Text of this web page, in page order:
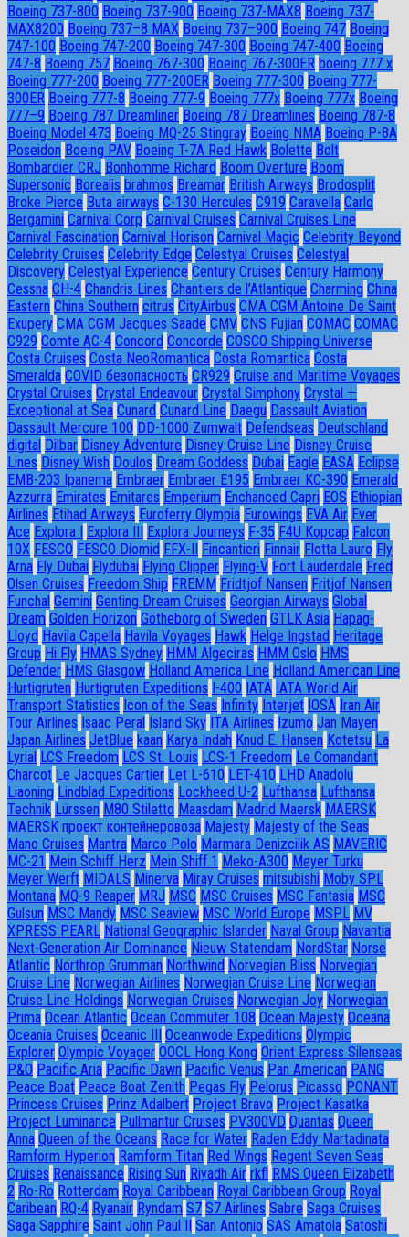
Boeing 737-800 Boeing 737-900 Boeing 737-MAX8 Boeing 737-
MAX8200 Boeing 737–8 MAX Boeing 737–900 Boeing 747 Boeing
747-100 Boeing 747-200 Boeing 747-300 Boeing 747-400 Boeing
747-8 Boeing 757 Boeing 767-300 Boeing 767-300ER boeing 777 x
Boeing 777-200 Boeing 777-200ER Boeing 777-300 Boeing 777-
300ER Boeing 777-8 Boeing 777-9 Boeing 777x Boeing 777х Boeing
777–9 Boeing 787 Dreamliner Boeing 787 Dreamlines Boeing 787-8
Boeing Model 473 Boeing MQ-25 Stingray Boeing NMA Boeing P-8A
Poseidon Boeing PAV Boeing T-7A Red Hawk Bolette Bolt
Bombardier CRJ Bonhomme Richard Boom Overture Boom
Supersonic Borealis brahmos Breamar British Airways Brodosplit
Broke Pierce Buta airways C-130 Hercules C919 Caravella Carlo
Bergamini Carnival Corp Carnival Cruises Carnival Cruises Line
Carnival Fascination Carnival Horison Carnival Magic Celebrity Beyond
Celebrity Cruises Celebrity Edge Celestyal Cruises Celestyal
Discovery Celestyal Experience Century Cruises Century Harmony
Cessna CH-4 Chandris Lines Chantiers de l’Atlantique Charming China
Eastern China Southern citrus CityAirbus CMA CGM Antoine De Saint
Exupery CMA CGM Jacques Saade CMV CNS Fujian COMAC COMAC
C929 Comte AC-4 Concord Concorde COSCO Shipping Universe
Costa Cruises Costa NeoRomantica Costa Romantica Costa
Smeralda COVID безопасность CR929 Cruise and Maritime Voyages
Crystal Cruises Crystal Endeavour Crystal Simphony Crystal —
Exceptional at Sea Cunard Cunard Line Daegu Dassault Aviation
Dassault Mercure 100 DD-1000 Zumwalt Defendseas Deutschland
digital Dilbar Disney Adventure Disney Cruise Line Disney Cruise
Lines Disney Wish Doulos Dream Goddess Dubai Eagle EASA Eclipse
EMB-203 Ipanema Embraer Embraer E195 Embraer KC-390 Emerald
Azzurra Emirates Emitares Emperium Enchanced Capri EOS Ethiopian
Airlines Etihad Airways Euroferry Olympia Eurowings EVA Air Ever
Ace Explora I Explora III Explora Journeys F-35 F4U Корсар Falcon
10X FESCO FESCO Diomid FFX-II Fincantieri Finnair Flotta Lauro Fly
Arna Fly Dubai Flydubai Flying Clipper Flying-V Fort Lauderdale Fred
Olsen Cruises Freedom Ship FREMM Fridtjof Nansen Fritjof Nansen
Funchal Gemini Genting Dream Cruises Georgian Airways Global
Dream Golden Horizon Götheborg of Sweden GTLK Asia Hapag-
Lloyd Havila Capella Havila Voyages Hawk Helge Ingstad Heritage
Group Hi Fly HMAS Sydney HMM Algeciras HMM Oslo HMS
Defender HMS Glasgow Holland America Line Holland American Line
Hurtigruten Hurtigruten Expeditions I-400 IATA IATA World Air
Transport Statistics Icon of the Seas Infinity Interjet IOSA Iran Air
Tour Airlines Isaac Peral Island Sky ITA Airlines Izumo Jan Mayen
Japan Airlines JetBlue kaan Karya Indah Knud E. Hansen Kotetsu La
Lyrial LCS Freedom LCS St. Louis LCS-1 Freedom Le Comandant
Charcot Le Jacques Cartier Let L-610 LET-410 LHD Anadolu
Liaoning Lindblad Expeditions Lockheed U-2 Lufthansa Lufthansa
Technik Lürssen M80 Stiletto Maasdam Madrid Maersk MAERSK
MAERSK проект контейнеровоза Majesty Majesty of the Seas
Mano Cruises Mantra Marco Polo Marmara Denizcilik AS MAVERIC
MC-21 Mein Schiff Herz Mein Shiff 1 Meko-A300 Meyer Turku
Meyer Werft MIDALS Minerva Miray Cruises mitsubishi Moby SPL
Montana MQ-9 Reaper MRJ MSC MSC Cruises MSC Fantasia MSC
Gulsun MSC Mandy MSC Seaview MSC World Europe MSPL MV
XPRESS PEARL National Geographic Islander Naval Group Navantia
Next-Generation Air Dominance Nieuw Statendam NordStar Norse
Atlantic Northrop Grumman Northwind Norvegian Bliss Norvegian
Cruise Line Norwegian Airlines Norwegian Cruise Line Norwegian
Cruise Line Holdings Norwegian Cruises Norwegian Joy Norwegian
Prima Ocean Atlantic Ocean Commuter 108 Ocean Majesty Oceana
Oceania Cruises Oceanic III Oceanwode Expeditions Olympic
Explorer Olympic Voyager OOCL Hong Kong Orient Express Silenseas
P&O Pacific Aria Pacific Dawn Pacific Venus Pan American PANG
Peace Boat Peace Boat Zenith Pegas Fly Pelorus Picasso PONANT
Princess Cruises Prinz Adalbert Project Bravo Project Kasatka
Project Luminance Pullmantur Cruises PV300VD Quantas Queen
Anna Queen of the Oceans Race for Water Raden Eddy Martadinata
Ramform Hyperion Ramform Titan Red Wings Regent Seven Seas
Cruises Renaissance Rising Sun Riyadh Air rkfl RMS Queen Elizabeth
2 Ro-Ro Rotterdam Royal Caribbean Royal Caribbean Group Royal
Caribean RQ-4 Ryanair Ryndam S7 S7 Airlines Sabre Saga Cruises
Saga Sapphire Saint John Paul II San Antonio SAS Amatola Satoshi